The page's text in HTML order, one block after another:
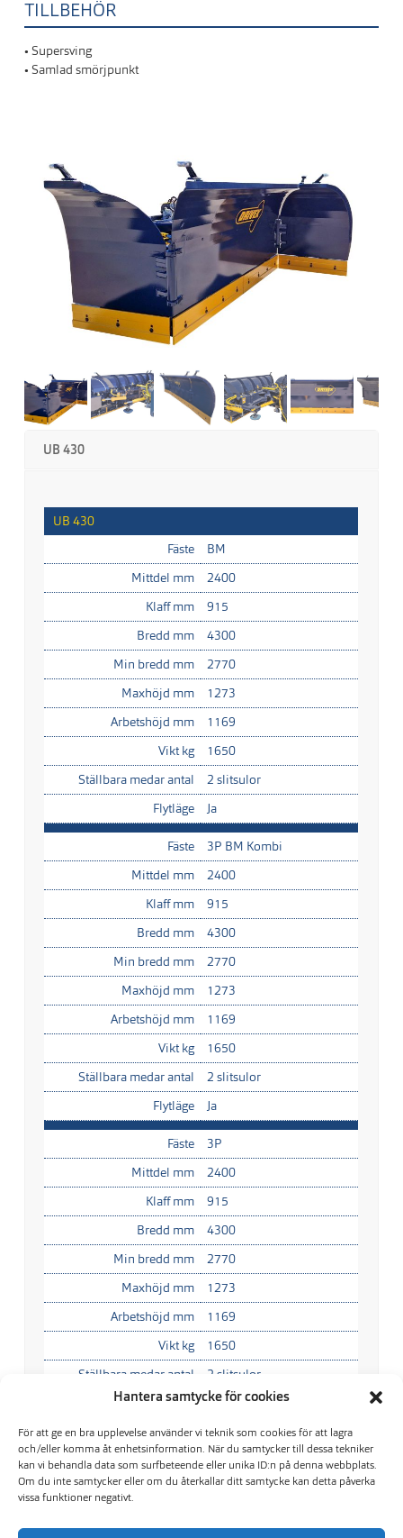
Hantera samtycke för cookies
För att ge en bra upplevelse använder vi teknik som cookies för att lagra
och/eller komma åt enhetsinformation. När du samtycker till dessa tekniker
kan vi behandla data som surfbeteende eller unika ID:n på denna webbplats.
Om du inte samtycker eller om du återkallar ditt samtycke kan detta påverka
vissa funktioner negativt.
TILLBEHÖR
• Supersving
• Samlad smörjpunkt
UB 430
UB 430
Fäste
BM
Mittdel mm
2400
Klaff mm
915
Bredd mm
4300
Min bredd mm
2770
Maxhöjd mm
1273
Arbetshöjd mm
1169
Vikt kg
1650
Ställbara medar antal
2 slitsulor
Flytläge
Ja
Fäste
3P BM Kombi
Mittdel mm
2400
Klaff mm
915
Bredd mm
4300
Min bredd mm
2770
Maxhöjd mm
1273
Arbetshöjd mm
1169
Vikt kg
1650
Ställbara medar antal
2 slitsulor
Flytläge
Ja
Fäste
3P
Mittdel mm
2400
Klaff mm
915
Bredd mm
4300
Min bredd mm
2770
Maxhöjd mm
1273
Arbetshöjd mm
1169
Vikt kg
1650
Ställbara medar antal
2 slitsulor
Flytläge
Ja
UB 460